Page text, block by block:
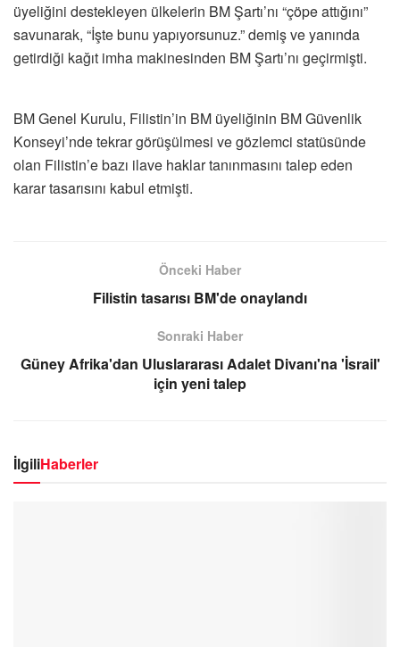
üyeliğini destekleyen ülkelerin BM Şartı’nı “çöpe attığını”
savunarak, “İşte bunu yapıyorsunuz.” demiş ve yanında
getirdiği kağıt imha makinesinden BM Şartı’nı geçirmişti.
BM Genel Kurulu, Filistin’in BM üyeliğinin BM Güvenlik
Konseyi’nde tekrar görüşülmesi ve gözlemci statüsünde
olan Filistin’e bazı ilave haklar tanınmasını talep eden
karar tasarısını kabul etmişti.
Önceki Haber
Filistin tasarısı BM'de onaylandı
Sonraki Haber
Güney Afrika'dan Uluslararası Adalet Divanı'na 'İsrail'
için yeni talep
İlgiliHaberler